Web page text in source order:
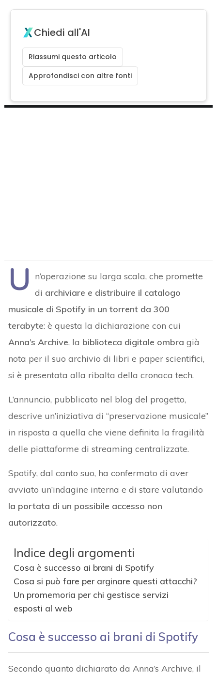
Chiedi all'AI
Riassumi questo articolo
Approfondisci con altre fonti
U
n’operazione su larga scala, che promette
di archiviare e distribuire il catalogo
musicale di Spotify in un torrent da 300
terabyte: è questa la dichiarazione con cui
Anna’s Archive, la biblioteca digitale ombra già
nota per il suo archivio di libri e paper scientifici,
si è presentata alla ribalta della cronaca tech.
L’annuncio, pubblicato nel blog del progetto,
descrive un’iniziativa di “preservazione musicale”
in risposta a quella che viene definita la fragilità
delle piattaforme di streaming centralizzate.
Spotify, dal canto suo, ha confermato di aver
avviato un’indagine interna e di stare valutando
la portata di un possibile accesso non
autorizzato.
Indice degli argomenti
Cosa è successo ai brani di Spotify
Cosa si può fare per arginare questi attacchi?
Un promemoria per chi gestisce servizi
esposti al web
Cosa è successo ai brani di Spotify
Secondo quanto dichiarato da Anna’s Archive, il